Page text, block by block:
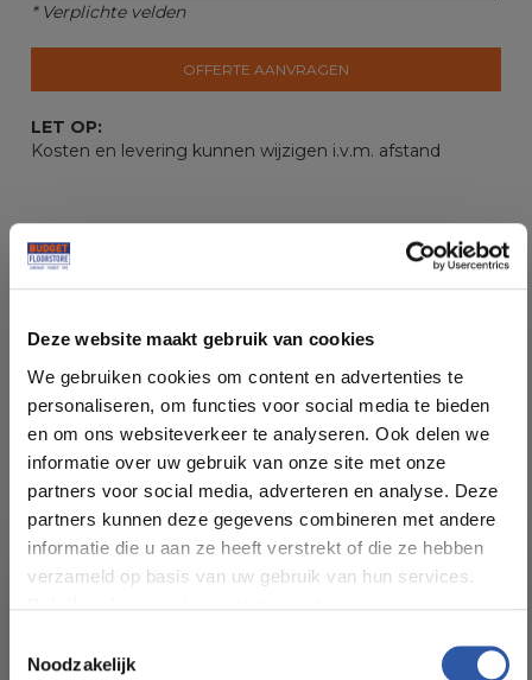
Deze website maakt gebruik van cookies
We gebruiken cookies om content en advertenties te
personaliseren, om functies voor social media te bieden
en om ons websiteverkeer te analyseren. Ook delen we
informatie over uw gebruik van onze site met onze
partners voor social media, adverteren en analyse. Deze
partners kunnen deze gegevens combineren met andere
informatie die u aan ze heeft verstrekt of die ze hebben
verzameld op basis van uw gebruik van hun services.
Noodzakelijk
* Verplichte velden
OFFERTE AANVRAGEN
LET OP:
Kosten en levering kunnen wijzigen i.v.m. afstand
Specificaties
Soort vloer: PVC Click
Patroon: Visgraat
Kleur: Donker Eiken
Plankdikte (mm): 5,00